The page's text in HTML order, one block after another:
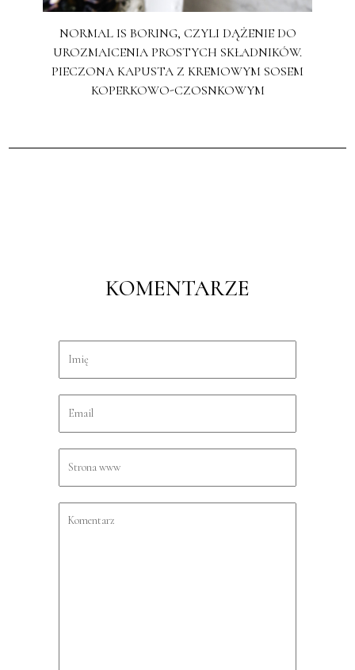
NORMAL IS BORING, CZYLI DĄŻENIE DO
UROZMAICENIA PROSTYCH SKŁADNIKÓW.
PIECZONA KAPUSTA Z KREMOWYM SOSEM
KOPERKOWO-CZOSNKOWYM
KOMENTARZE